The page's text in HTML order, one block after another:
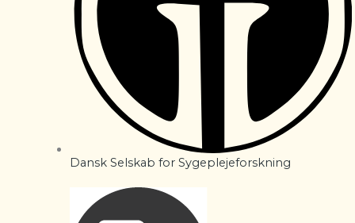
Dansk Selskab for Sygeplejeforskning